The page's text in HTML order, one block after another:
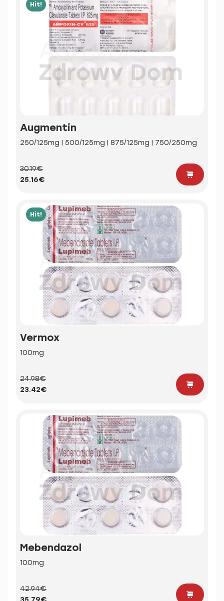
Hit!
Augmentin
250/125mg | 500/125mg | 875/125mg | 750/250mg
30.19€
25.16€
Hit!
Vermox
100mg
24.98€
23.42€
Mebendazol
100mg
42.94€